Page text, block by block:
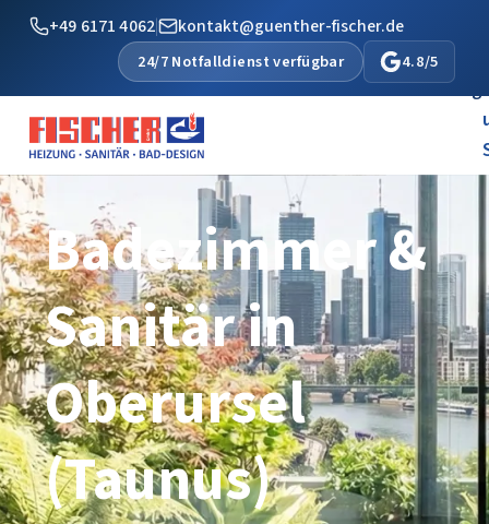
+49 6171 4062| kontakt@guenther-fischer.de
24/7 Notfalldienst verfügbar 4.8/5
Startseite Heizung
Badezimmer &
Sanitär in
Oberursel
(Taunus)